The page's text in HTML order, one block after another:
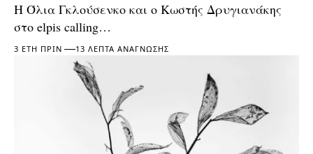
Η Όλια Γκλούσενκο και ο Κωστής Δρυγιανάκης
στο elpis calling…
3 ΈΤΗ ΠΡΙΝ 13 ΛΕΠΤΆ ΑΝΆΓΝΩΣΗΣ